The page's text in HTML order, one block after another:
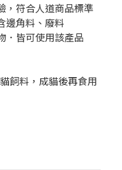
，符合人道商品標準
邊角料、廢料
．皆可使用該產品
飼料，成貓後再食用